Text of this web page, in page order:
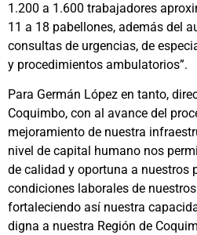
1.200 a 1.600 trabajadores
11 a 18 pabellones, además del
consultas de urgencias, de
y procedimientos ambulatorios”.
Para Germán López en tanto,
Coquimbo, con al avance del
mejoramiento de nuestra
nivel de capital humano nos
de calidad y oportuna a nuestros
condiciones laborales de
fortaleciendo así nuestra
digna a nuestra Región de